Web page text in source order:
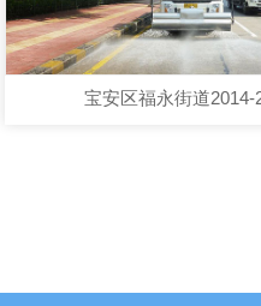
宝安区福永街道2014-